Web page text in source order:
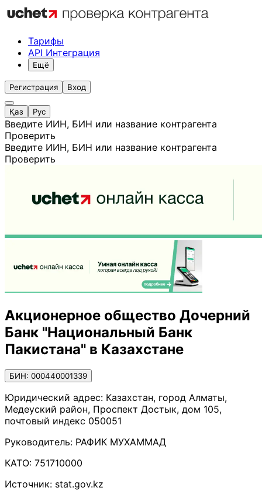
Тарифы
API Интеграция
Ещё
Регистрация Вход
Қаз Рус
Введите ИИН, БИН или название контрагента
Проверить
Введите ИИН, БИН или название контрагента
Проверить
Акционерное общество Дочерний
Банк "Национальный Банк
Пакистана" в Казахстане
БИН: 000440001339
Юридический адрес: Казахстан, город Алматы,
Медеуский район, Проспект Достык, дом 105,
почтовый индекс 050051
Руководитель: РАФИК МУХАММАД
КАТО: 751710000
Источник: stat.gov.kz